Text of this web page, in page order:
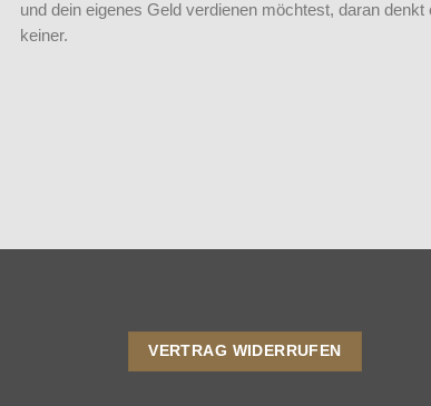
und dein eigenes Geld verdienen möchtest, daran denkt
keiner.
VERTRAG WIDERRUFEN